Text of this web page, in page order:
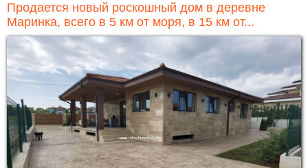
Продается новый роскошный дом в деревне
Маринка, всего в 5 км от моря, в 15 км от...